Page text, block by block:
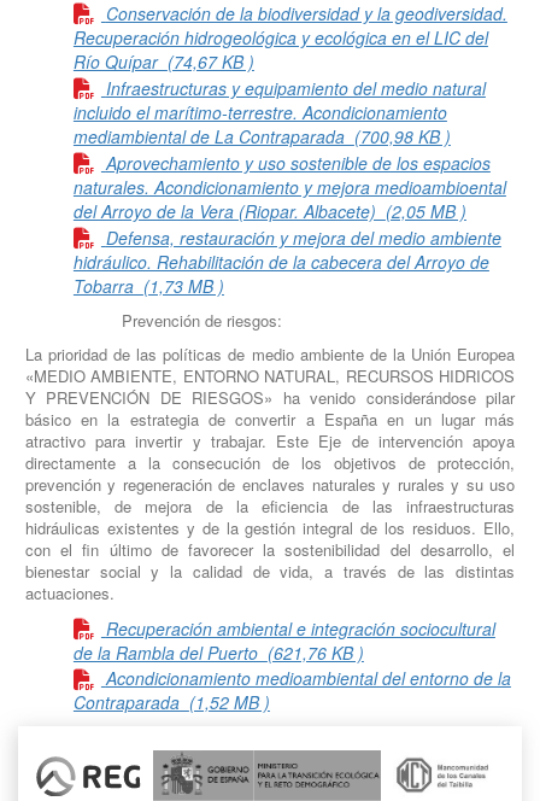
Conservación de la biodiversidad y la geodiversidad.
Recuperación hidrogeológica y ecológica en el LIC del
Río Quípar (74,67 KB )
Infraestructuras y equipamiento del medio natural
incluido el marítimo-terrestre. Acondicionamiento
mediambiental de La Contraparada (700,98 KB )
Aprovechamiento y uso sostenible de los espacios
naturales. Acondicionamiento y mejora medioambioental
del Arroyo de la Vera (Riopar. Albacete) (2,05 MB )
Defensa, restauración y mejora del medio ambiente
hidráulico. Rehabilitación de la cabecera del Arroyo de
Tobarra (1,73 MB )
Prevención de riesgos:
La prioridad de las políticas de medio ambiente de la Unión Europea
«MEDIO AMBIENTE, ENTORNO NATURAL, RECURSOS HIDRICOS
Y PREVENCIÓN DE RIESGOS» ha venido considerándose pilar
básico en la estrategia de convertir a España en un lugar más
atractivo para invertir y trabajar. Este Eje de intervención apoya
directamente a la consecución de los objetivos de protección,
prevención y regeneración de enclaves naturales y rurales y su uso
sostenible, de mejora de la eficiencia de las infraestructuras
hidráulicas existentes y de la gestión integral de los residuos. Ello,
con el fin último de favorecer la sostenibilidad del desarrollo, el
bienestar social y la calidad de vida, a través de las distintas
actuaciones.
Recuperación ambiental e integración sociocultural
de la Rambla del Puerto (621,76 KB )
Acondicionamiento medioambiental del entorno de la
Contraparada (1,52 MB )